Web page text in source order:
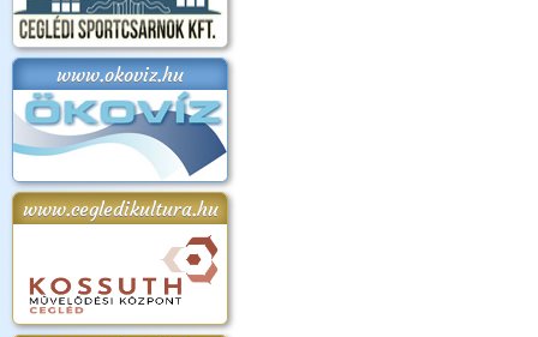
www.okoviz.hu
www.cegledikultura.hu
2018.
Kossuth Toborzó
Ünnepély
2017.09.22-23.
Szent István Ünnepe
Kenyere Program
(2017. 08. 20.)